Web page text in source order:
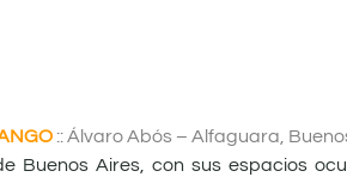
:: Álvaro Abós – Alfaguara,
Buenos Aires, con sus espacios